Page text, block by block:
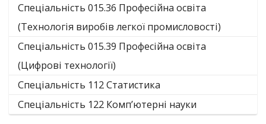
Спеціальність 015.36 Професійна освіта
(Технологія виробів легкої промисловості)
Спеціальність 015.39 Професійна освіта
(Цифрові технології)
Спеціальність 112 Статистика
Спеціальність 122 Комп’ютерні науки